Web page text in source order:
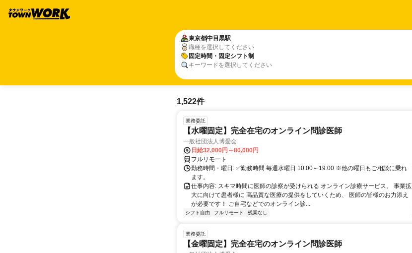
東京都中目黒駅
職種を選択してください
固定時間・固定シフト制
キーワードを選択してください
1,522件
業務委託
【水曜固定】完全在宅のオンライン問診医師
一般社団法人博愛会
日給32,000円～80,000円
フルリモート
勤務時間・曜日: ✅勤務時間 毎週水曜日 10:00～19:00 ※他の曜日もご相談に乗れ
ます。
仕事内容: スキマ時間に医師の診察が受けられる オンライン診療サービス。 事業拡
大に向けて患者様に 高品質な医療の提供をしていくため、 医師の皆様のお力添え
が必要です！ ご自宅などでのオンライン診...
シフト自由 フルリモート 残業なし
業務委託
【金曜固定】完全在宅のオンライン問診医師